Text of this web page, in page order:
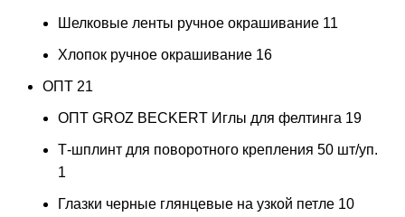
Шелковые ленты ручное окрашивание 11
Хлопок ручное окрашивание 16
ОПТ 21
ОПТ GROZ BECKERT Иглы для фелтинга 19
Т-шплинт для поворотного крепления 50 шт/уп.
1
Глазки черные глянцевые на узкой петле 10